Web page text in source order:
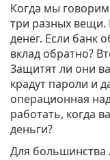
Когда мы
три разных вещи.
денег. Если банк
вклад обратно?
Защитят ли они
крадут пароли и
операционная
работать, когда
деньги?
Для